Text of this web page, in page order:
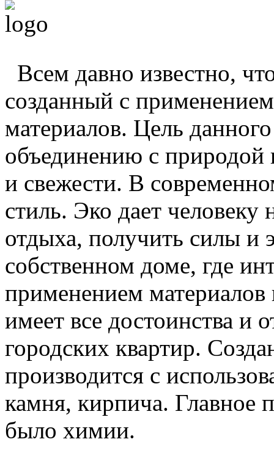
Всем давно известно,
созданный с
материалов. Цель
объединению с природой
и свежести. В
стиль. Эко дает
отдыха, получить силы и
собственном доме, где
применением
имеет все достоинства и
городских квартир.
производится с
камня, кирпича. Главное
было химии.